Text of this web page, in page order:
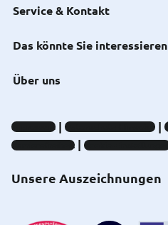
Service & Kontakt
Das könnte Sie interessieren
Über uns
Unsere Auszeichnungen
Impressum Datenschutz-Hinweise
Barrierefreiheit
Cookie-